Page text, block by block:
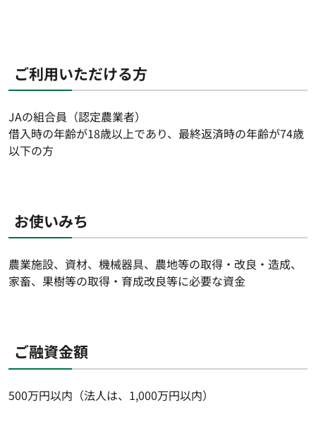
ご利用いただける方
JAの組合員（認定農業者）
借入時の年齢が18歳以上であり、最終返済時の年齢が74歳
以下の方
お使いみち
農業施設、資材、機械器具、農地等の取得・改良・造成、
家畜、果樹等の取得・育成改良等に必要な資金
ご融資金額
500万円以内（法人は、1,000万円以内）